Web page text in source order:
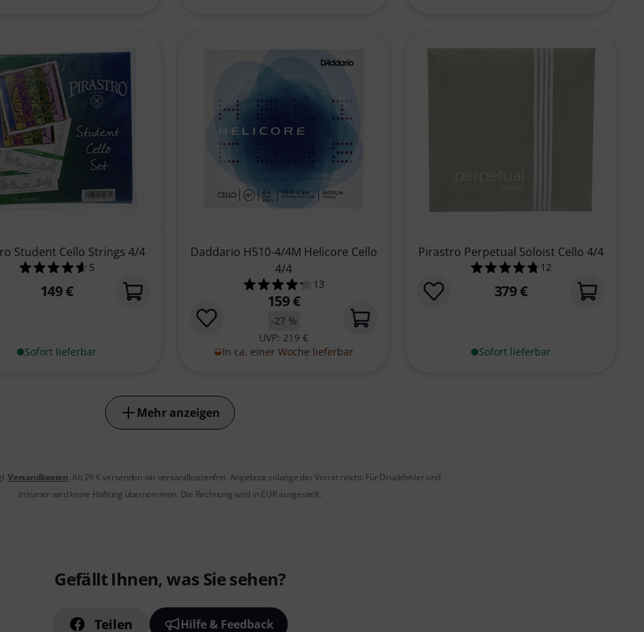
Student Cello Strings 4/4
4.6 von 5 Sternen aus 5 Kundenbewertungen
5
149 €
Sofort lieferbar
Daddario H510-4/4M Helicore Cello
4/4
4.2 von 5 Sternen aus 13 Kundenbewertungen
13
159 €
-27 %
UVP: 219 €
In ca. einer Woche lieferbar
Pirastro Perpetual Soloist Cello 4/4
4.8 von 5 Sternen aus
12
379 €
Sofort lieferbar
Mehr anzeigen
Versandkosten. Ab 29 € versenden wir versandkostenfrei. Angebote solange der Vorrat reicht. Für Druckfehler und
Irrtümer wird keine Haftung übernommen. Die Rechnung wird in EUR ausgestellt.
Gefällt Ihnen, was Sie sehen?
Teilen Hilfe & Feedback